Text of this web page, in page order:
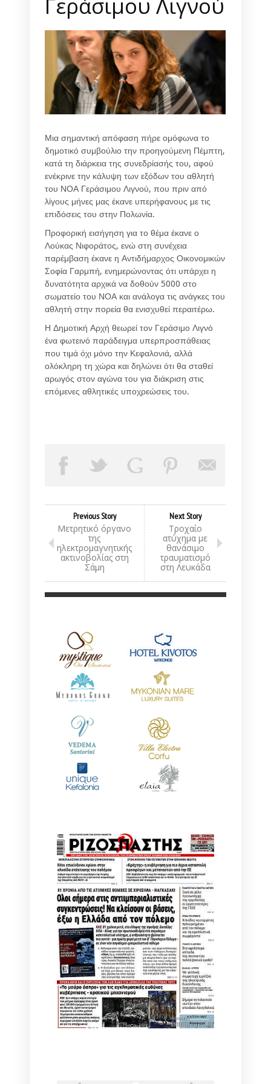
Μια σημαντική απόφαση πήρε ομόφωνα το
δημοτικό συμβούλιο την προηγούμενη Πέμπτη,
κατά τη διάρκεια της συνεδρίασής του, αφού
ενέκρινε την κάλυψη των εξόδων του αθλητή
του ΝΟΑ Γεράσιμου Λιγνού, που πριν από
λίγους μήνες μας έκανε υπερήφανους με τις
επιδόσεις του στην Πολωνία.
Προφορική εισήγηση για το θέμα έκανε ο
Λούκας Νιφοράτος, ενώ στη συνέχεια
παρέμβαση έκανε η Αντιδήμαρχος Οικονομικών
Σοφία Γαρμπή, ενημερώνοντας ότι υπάρχει η
δυνατότητα αρχικά να δοθούν 5000 στο
σωματείο του ΝΟΑ και ανάλογα τις ανάγκες του
αθλητή στην πορεία θα ενισχυθεί περαιτέρω.
Η Δημοτική Αρχή θεωρεί τον Γεράσιμο Λιγνό
ένα φωτεινό παράδειγμα υπερπροσπάθειας
που τιμά όχι μόνο την Κεφαλονιά, αλλά
ολόκληρη τη χώρα και δηλώνει ότι θα σταθεί
αρωγός στον αγώνα του για διάκριση στις
επόμενες αθλητικές υποχρεώσεις του.
Previous Story
Μετρητικό όργανο
της
ηλεκτρομαγνητικής
ακτινοβολίας στη
Σάμη
Next Story
Τροχαίο
ατύχημα με
θανάσιμο
τραυματισμό
στη Λευκάδα